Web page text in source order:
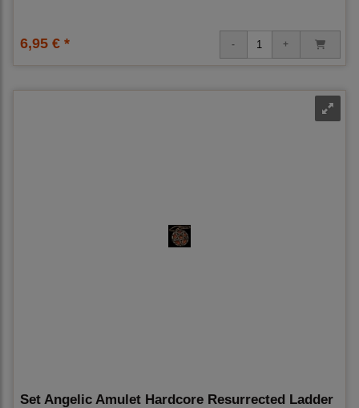
6,95 € *
Set Angelic Amulet Hardcore Resurrected Ladder